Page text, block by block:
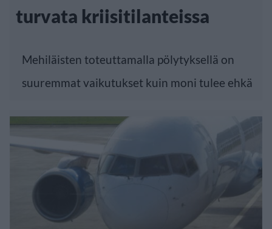
turvata kriisitilanteissa
Mehiläisten toteuttamalla pölytyksellä on
suuremmat vaikutukset kuin moni tulee ehkä